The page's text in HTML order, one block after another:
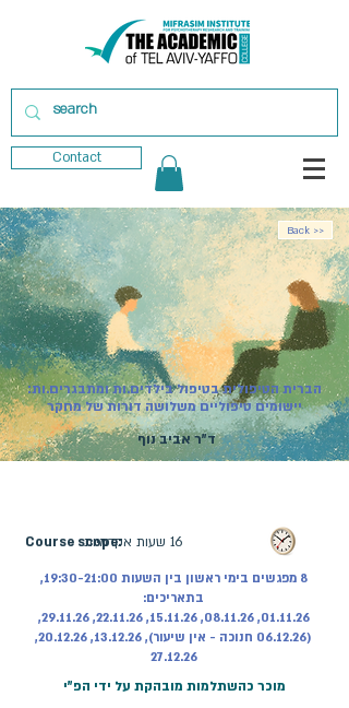
Contact
Back >>
הברית הטיפולית בטיפול בילדים.ות ומתבגרים.ות:
יישומים טיפוליים משלושה דורות של מחקר
ד"ר אביב נוף
Course scope: 16 שעות אקדמיות
8 מפגשים בימי ראשון בין השעות 19:30-21:00,
בתאריכים:
01.11.26, 08.11.26, 15.11.26, 22.11.26, 29.11.26,
(06.12.26 חנוכה - אין שיעור), 13.12.26, 20.12.26,
27.12.26
מוכר כהשתלמות מובהקת על ידי הפ"י